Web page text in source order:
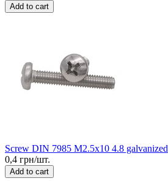
Add to cart
Screw DIN 7985 M2.5x10 4.8 galvanized
0,4 грн/шт.
Add to cart